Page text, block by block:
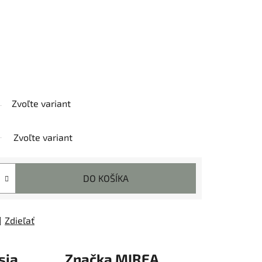
Zvoľte variant
Zvoľte variant
DO KOŠÍKA
Zdieľať